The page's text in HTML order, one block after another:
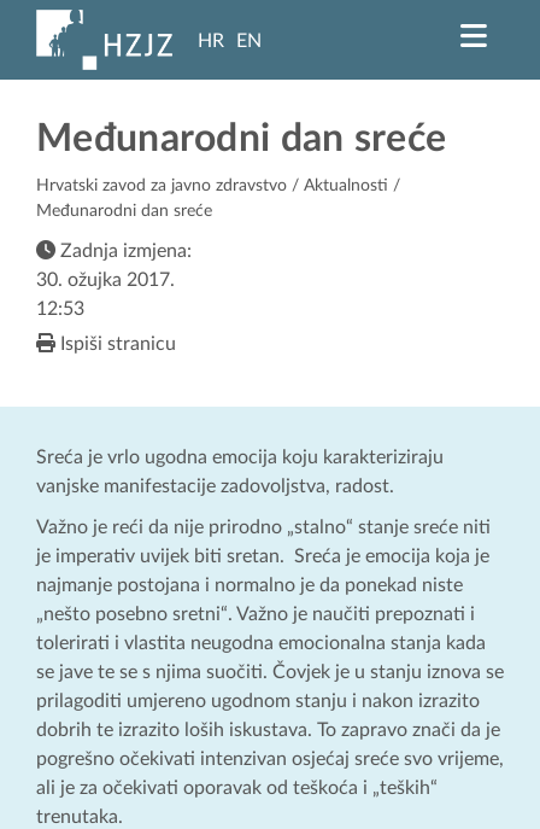
HR EN
Međunarodni dan sreće
Hrvatski zavod za javno zdravstvo / Aktualnosti /
Međunarodni dan sreće
Zadnja izmjena:
30. ožujka 2017.
12:53
Ispiši stranicu
Sreća je vrlo ugodna emocija koju karakteriziraju
vanjske manifestacije zadovoljstva, radost.
Važno je reći da nije prirodno „stalno“ stanje sreće niti
je imperativ uvijek biti sretan. Sreća je emocija koja je
najmanje postojana i normalno je da ponekad niste
„nešto posebno sretni“. Važno je naučiti prepoznati i
tolerirati i vlastita neugodna emocionalna stanja kada
se jave te se s njima suočiti. Čovjek je u stanju iznova se
prilagoditi umjereno ugodnom stanju i nakon izrazito
dobrih te izrazito loših iskustava. To zapravo znači da je
pogrešno očekivati intenzivan osjećaj sreće svo vrijeme,
ali je za očekivati oporavak od teškoća i „teških“
trenutaka.